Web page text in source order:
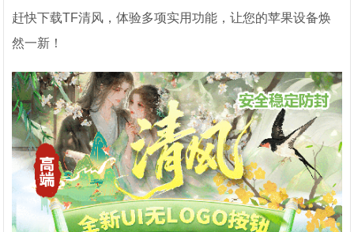
赶快下载TF清风，体验多项实用功能，让您的苹果设备焕
然一新！